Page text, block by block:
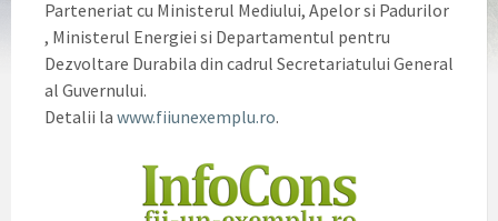
Parteneriat cu Ministerul Mediului, Apelor si Padurilor
, Ministerul Energiei si Departamentul pentru
Dezvoltare Durabila din cadrul Secretariatului General
al Guvernului.
Detalii la www.fiiunexemplu.ro.